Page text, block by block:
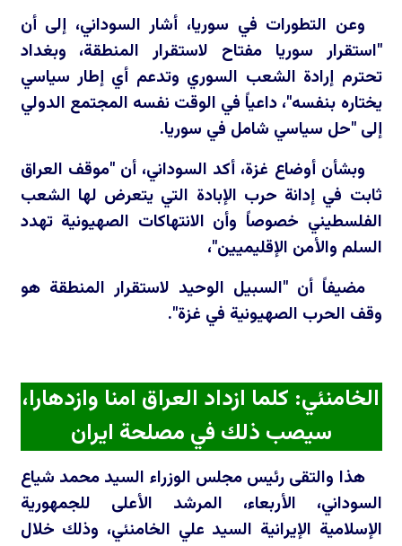
وعن التطورات في سوريا، أشار السوداني، إلى أن
"استقرار سوريا مفتاح لاستقرار المنطقة، وبغداد
تحترم إرادة الشعب السوري وتدعم أي إطار سياسي
يختاره بنفسه"، داعياً في الوقت نفسه المجتمع الدولي
إلى "حل سياسي شامل في سوريا.
وبشأن أوضاع غزة، أكد السوداني، أن "موقف العراق
ثابت في إدانة حرب الإبادة التي يتعرض لها الشعب
الفلسطيني خصوصاً وأن الانتهاكات الصهيونية تهدد
السلم والأمن الإقليميين"،
مضيفاً أن "السبيل الوحيد لاستقرار المنطقة هو
وقف الحرب الصهيونية في غزة".
الخامنئي: كلما ازداد العراق امنا وازدهارا،
سيصب ذلك في مصلحة ايران
هذا والتقى رئيس مجلس الوزراء السيد محمد شياع
السوداني، الأربعاء، المرشد الأعلى للجمهورية
الإسلامية الإيرانية السيد علي الخامنئي، وذلك خلال